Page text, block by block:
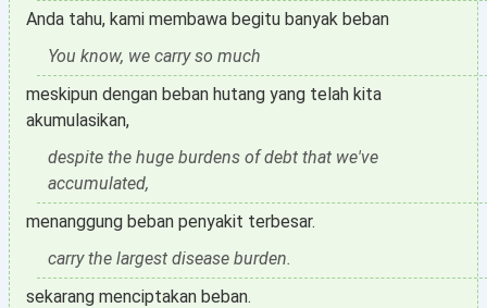
Anda tahu, kami membawa begitu banyak beban
You know, we carry so much
meskipun dengan beban hutang yang telah kita
akumulasikan,
despite the huge burdens of debt that we've
accumulated,
menanggung beban penyakit terbesar.
carry the largest disease burden.
sekarang menciptakan beban.